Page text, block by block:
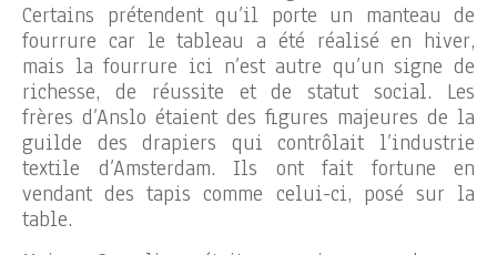
Certains prétendent qu’il porte un manteau de
fourrure car le tableau a été réalisé en hiver,
mais la fourrure ici n’est autre qu’un signe de
richesse, de réussite et de statut social. Les
frères d’Anslo étaient des figures majeures de la
guilde des drapiers qui contrôlait l’industrie
textile d’Amsterdam. Ils ont fait fortune en
vendant des tapis comme celui-ci, posé sur la
table.